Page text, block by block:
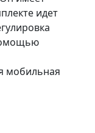
идет
мобильная